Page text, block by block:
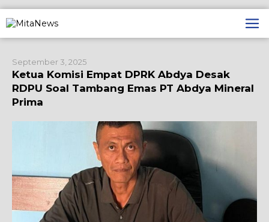
ke
konten
September 3, 2025
Ketua Komisi Empat DPRK Abdya Desak
RDPU Soal Tambang Emas PT Abdya Mineral
Prima